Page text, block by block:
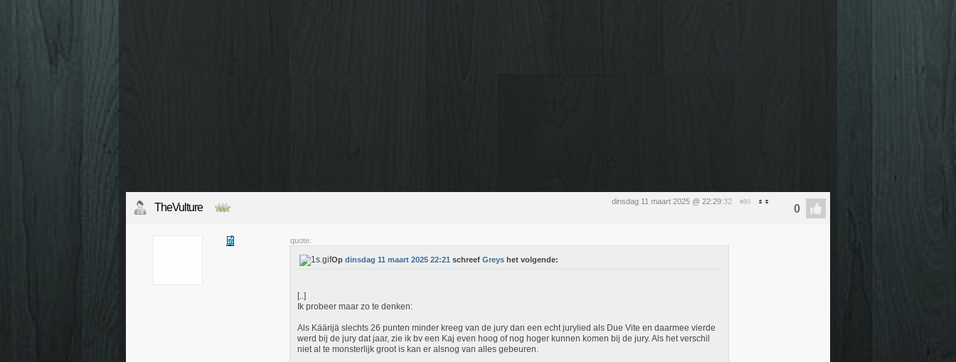
dinsdag 11 maart 2025 @ 22:29:32 #80
TheVulture
quote:
Op dinsdag 11 maart 2025 22:21 schreef Greys het volgende:
[..]
Ik probeer maar zo te denken:
Als Käärijä slechts 26 punten minder kreeg van de jury dan een echt jurylied als Due Vite en daarmee vierde
werd bij de jury dat jaar, zie ik bv een Kaj even hoog of nog hoger kunnen komen bij de jury. Als het verschil
niet al te monsterlijk groot is kan er alsnog van alles gebeuren.